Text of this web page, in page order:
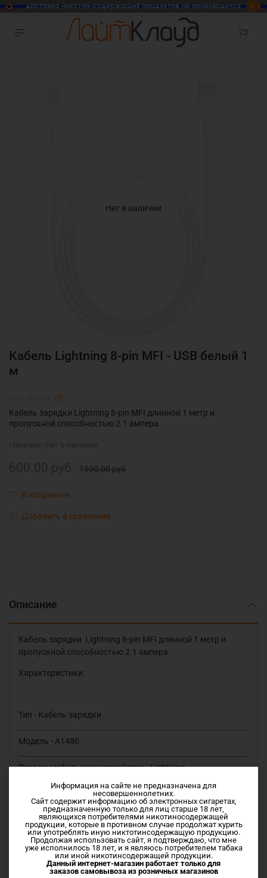
Нет в наличии
(0)
Кабель Lightning 8-pin MFI - USB белый 1
м
1590.00 руб
В избранное
Добавить в сравнение
Кабель зарядки Lightning 8-pin MFI длинной 1 метр и
пропускной способностью 2.1 ампера.
Описание
Кабель зарядки Lightning 8-pin MFI длинной 1 метр и
пропускной способностью 2.1 ампера.
Характеристики:
Тип - Кабель зарядки
Модель - A1480
Разъем мобильного устройства - Lightning
Длина кабеля - 1 м
Пропускной ток - 2100 мА
Стандарт USB - 2.0
Информация на сайте не предназначена для
несовершеннолетних.
Сайт содержит информацию об электронных сигаретах,
предназначенную только для лиц старше 18 лет,
являющихся потребителями никотиносодержащей
продукции, которые в противном случае продолжат курить
или употреблять иную никтотинсодержащую продукцию.
Продолжая использовать сайт, я подтверждаю, что мне
уже исполнилось 18 лет, и я являюсь потребителем табака
или иной никотинсодержащей продукции.
Данный интернет-магазин работает только для
заказов самовывоза из розничных магазинов